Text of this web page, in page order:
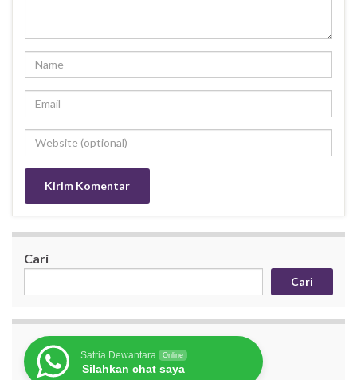
Cari
Cari
Satria Dewantara Online
Silahkan chat saya